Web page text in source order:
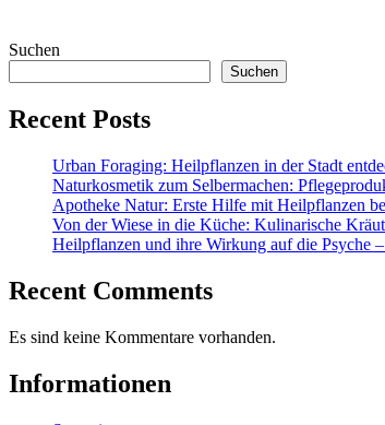
Suchen
Suchen
Recent Posts
Urban Foraging: Heilpflanzen in der Stadt
Naturkosmetik zum Selbermachen:
Apotheke Natur: Erste Hilfe mit Heilpflanzen
Von der Wiese in die Küche: Kulinarische
Heilpflanzen und ihre Wirkung auf die Psyche
Recent Comments
Es sind keine Kommentare vorhanden.
Informationen